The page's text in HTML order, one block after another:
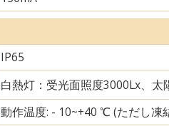
IP65
白熱灯：受光面照度3000Lx、
動作温度: - 10~+40 ℃ (ただし凍